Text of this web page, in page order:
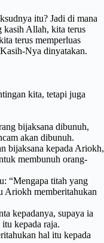
itu? Jadi di mana
kasih Allah, kita terus
terus memperluas
Nya dinyatakan.
kita, tetapi juga
bijaksana dibunuh,
akan dibunuh.
bijaksana kepada Ariokh,
membunuh orang-
“Mengapa titah yang
Ariokh memberitahukan
kepadanya, supaya ia
kepada raja.
hal itu kepada